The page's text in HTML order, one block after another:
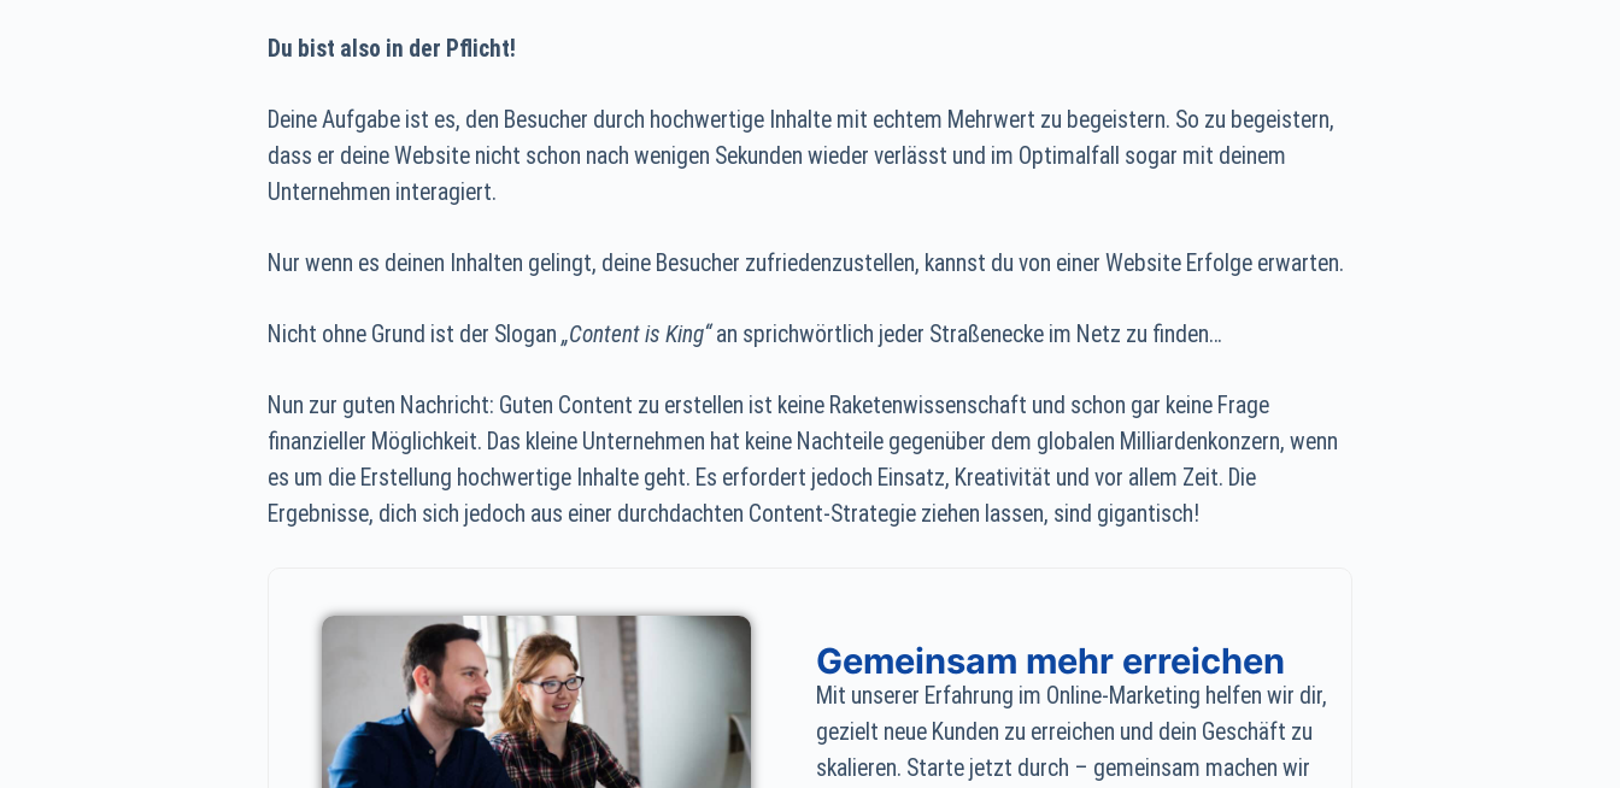
Du bist also in der Pflicht!
Deine Aufgabe ist es, den Besucher durch hochwertige Inhalte mit echtem Mehrwert zu begeistern. So zu begeistern,
dass er deine Website nicht schon nach wenigen Sekunden wieder verlässt und im Optimalfall sogar mit deinem
Unternehmen interagiert.
Nur wenn es deinen Inhalten gelingt, deine Besucher zufriedenzustellen, kannst du von einer Website Erfolge erwarten.
Nicht ohne Grund ist der Slogan „Content is King“an sprichwörtlich jeder Straßenecke im Netz zu finden…
Nun zur guten Nachricht: Guten Content zu erstellen ist keine Raketenwissenschaft und schon gar keine Frage
finanzieller Möglichkeit. Das kleine Unternehmen hat keine Nachteile gegenüber dem globalen Milliardenkonzern, wenn
es um die Erstellung hochwertige Inhalte geht. Es erfordert jedoch Einsatz, Kreativität und vor allem Zeit. Die
Ergebnisse, dich sich jedoch aus einer durchdachten Content-Strategie ziehen lassen, sind gigantisch!
Gemeinsam mehr erreichen
Mit unserer Erfahrung im Online-Marketing helfen wir dir,
gezielt neue Kunden zu erreichen und dein Geschäft zu
skalieren. Starte jetzt durch – gemeinsam machen wir